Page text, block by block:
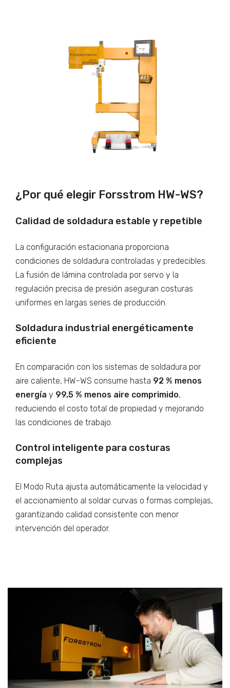
¿Por qué elegir Forsstrom HW-WS?
Calidad de soldadura estable y repetible
La configuración estacionaria proporciona
condiciones de soldadura controladas y predecibles.
La fusión de lámina controlada por servo y la
regulación precisa de presión aseguran costuras
uniformes en largas series de producción.
Soldadura industrial energéticamente
eficiente
En comparación con los sistemas de soldadura por
aire caliente, HW-WS consume hasta 92 % menos
energía y 99,5 % menos aire comprimido,
reduciendo el costo total de propiedad y mejorando
las condiciones de trabajo.
Control inteligente para costuras
complejas
El Modo Ruta ajusta automáticamente la velocidad y
el accionamiento al soldar curvas o formas complejas,
garantizando calidad consistente con menor
intervención del operador.